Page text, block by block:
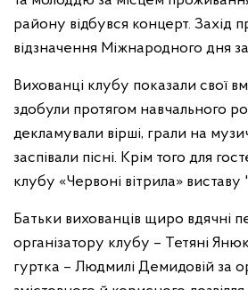
району відбувся концерт. Захід
відзначення Міжнародного дня
Вихованці клубу показали свої
здобули протягом навчального
декламували вірші, грали на
заспівали пісні. Крім того для
клубу «Червоні вітрила» виставу
Батьки вихованців щиро вдячні
організатору клубу – Тетяні
гуртка – Людмилі Демидовій за